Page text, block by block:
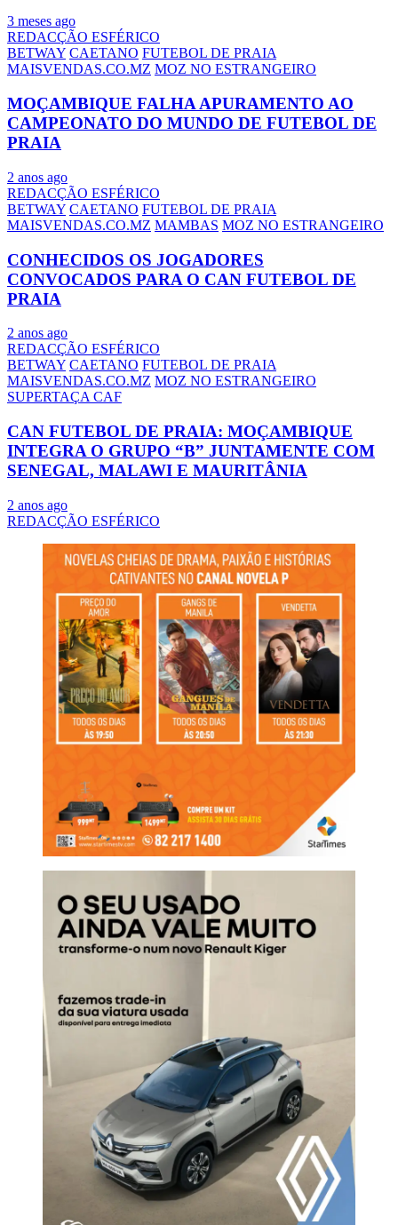
3 meses ago
REDACÇÃO ESFÉRICO
BETWAY CAETANO FUTEBOL DE PRAIA
MAISVENDAS.CO.MZ MOZ NO ESTRANGEIRO
MOÇAMBIQUE FALHA APURAMENTO AO
CAMPEONATO DO MUNDO DE FUTEBOL DE
PRAIA
2 anos ago
REDACÇÃO ESFÉRICO
BETWAY CAETANO FUTEBOL DE PRAIA
MAISVENDAS.CO.MZ MAMBAS MOZ NO ESTRANGEIRO
CONHECIDOS OS JOGADORES
CONVOCADOS PARA O CAN FUTEBOL DE
PRAIA
2 anos ago
REDACÇÃO ESFÉRICO
BETWAY CAETANO FUTEBOL DE PRAIA
MAISVENDAS.CO.MZ MOZ NO ESTRANGEIRO
SUPERTAÇA CAF
CAN FUTEBOL DE PRAIA: MOÇAMBIQUE
INTEGRA O GRUPO “B” JUNTAMENTE COM
SENEGAL, MALAWI E MAURITÂNIA
2 anos ago
REDACÇÃO ESFÉRICO